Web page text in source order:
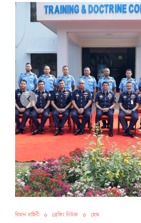
বিমান বাহিনী ব্রেকিং নিউজ হোম